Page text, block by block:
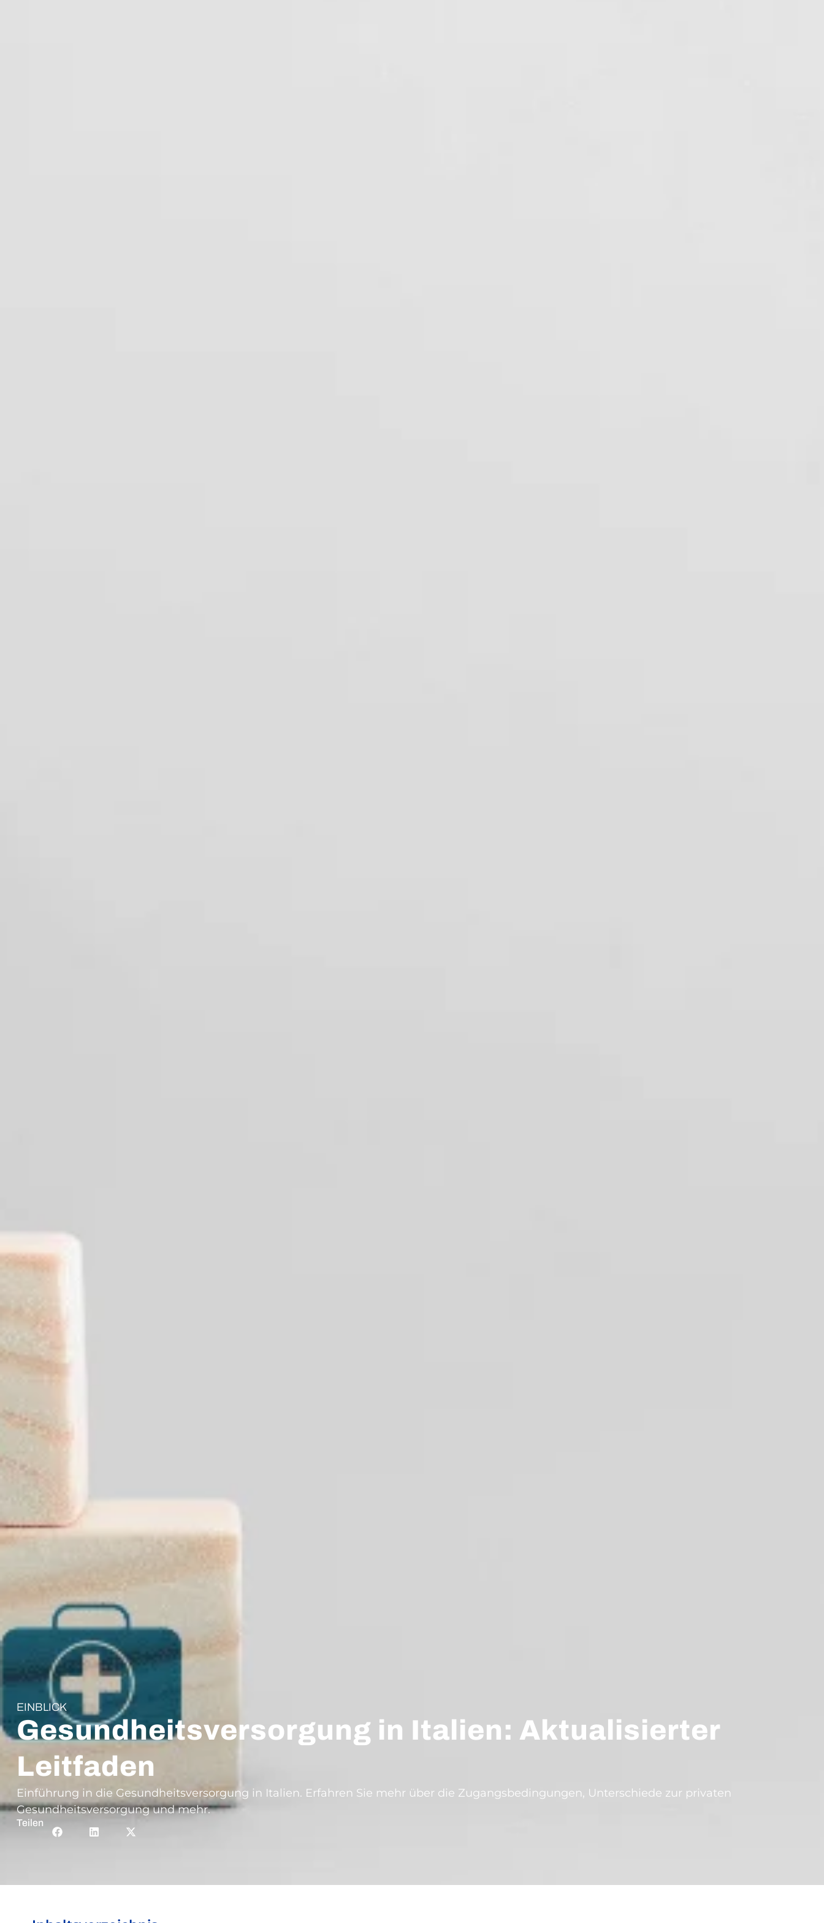
EINBLICK
Gesundheitsversorgung in Italien: Aktualisierter
Leitfaden
Einführung in die Gesundheitsversorgung in Italien. Erfahren Sie mehr über die Zugangsbedingungen, Unterschiede zur privaten
Gesundheitsversorgung und mehr.
Teilen